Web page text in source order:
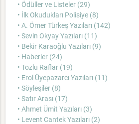
• Ödüller ve Listeler (29)
• İlk Okudukları Polisiye (8)
• A. Ömer Türkeş Yazıları (142)
• Sevin Okyay Yazıları (11)
• Bekir Karaoğlu Yazıları (9)
• Haberler (24)
• Tozlu Raflar (19)
• Erol Üyepazarcı Yazıları (11)
• Söyleşiler (8)
• Satır Arası (17)
• Ahmet Ümit Yazıları (3)
• Levent Cantek Yazıları (2)